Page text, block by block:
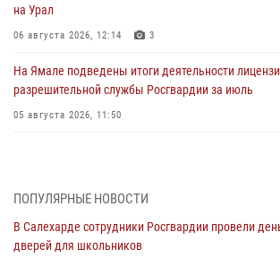
на Урал
06 августа 2026, 12:14 3
На Ямале подведены итоги деятельности
разрешительной службы Росгвардии за июль
05 августа 2026, 11:50
03 августа 2026, 07:21 2
Генерал-полковник Юрий Аверин выступил на
молодёжном образовательном форуме
ПОПУЛЯРНЫЕ НОВОСТИ
В Салехарде сотрудники Росгвардии провели
дверей для школьников